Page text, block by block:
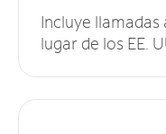
Incluye
lugar de los EE.